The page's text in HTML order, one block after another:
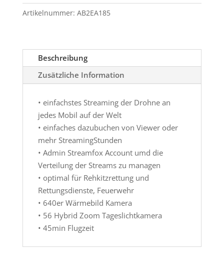
Menge
Artikelnummer: AB2EA185
Beschreibung
Zusätzliche Information
• einfachstes Streaming der Drohne an
jedes Mobil auf der Welt
• einfaches dazubuchen von Viewer oder
mehr StreamingStunden
• Admin Streamfox Account umd die
Verteilung der Streams zu managen
• optimal für Rehkitzrettung und
Rettungsdienste, Feuerwehr
• 640er Wärmebild Kamera
• 56 Hybrid Zoom Tageslichtkamera
• 45min Flugzeit